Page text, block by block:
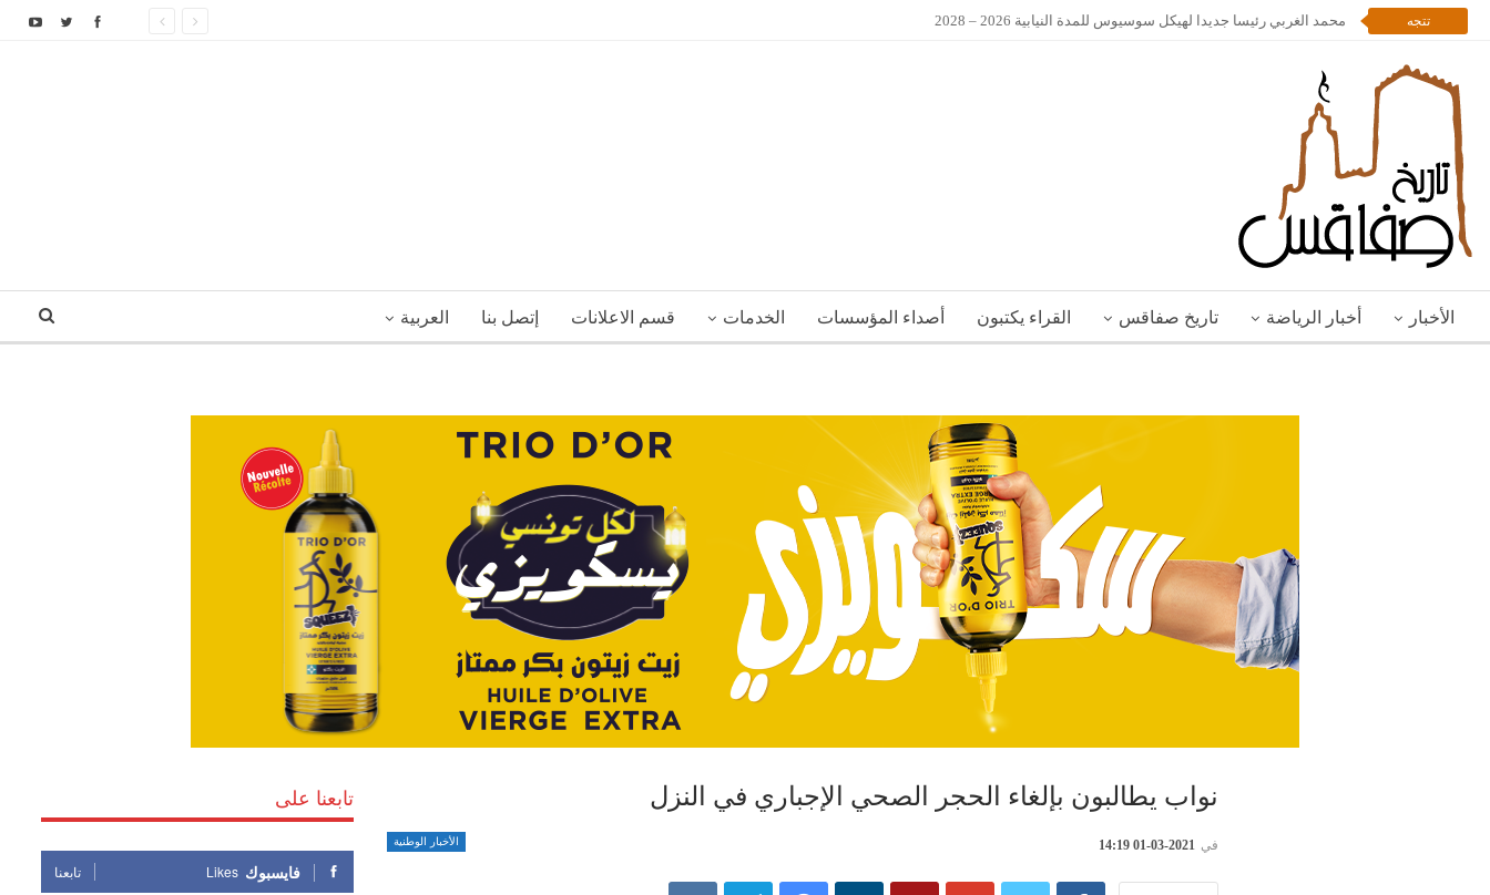
تتجه محمد الغربي رئيسا جديدا لهيكل سوسيوس للمدة النيابية 2026 – 2028
الأخبار أخبار الرياضة تاريخ صفاقس القراء يكتبون أصداء المؤسسات الخدمات قسم الاعلانات إتصل بنا العربية
نواب يطالبون بإلغاء الحجر الصحي الإجباري في النزل
الأخبار الوطنية في 2021-03-01 14:19
تابعنا على
فايسبوك Likes تابعنا